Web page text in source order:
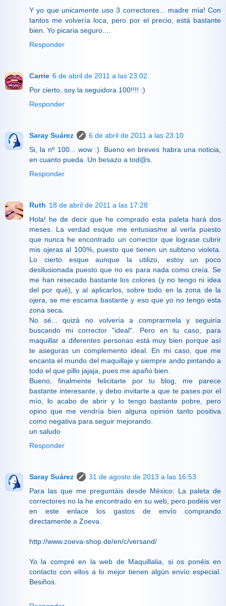
Y yo que unicamente uso 3 correctores... madre mia! Con
tantos me volvería loca, pero por el precio, está bastante
bien. Yo picaria seguro....
Responder
Carrie 6 de abril de 2011 a las 23:02
Por cierto, soy la seguidora 100!!!! :)
Responder
Saray Suárez
6 de abril de 2011 a las 23:10
Si, la nº 100... wow :). Bueno en breves habra una noticia,
en cuanto pueda. Un besazo a tod@s.
Responder
Ruth 18 de abril de 2011 a las 17:28
Hola! he de decir que he comprado esta paleta hará dos
meses. La verdad esque me entusiasme al verla puesto
que nunca he encontrado un corrector que lograse cubrir
mis ojeras al 100%, puesto que tienen un subtono violeta.
Lo cierto esque aunque la utilizo, estoy un poco
desilusionada puesto que no es para nada como creía. Se
me han resecado bastante los colores (y no tengo ni idea
del por qué), y al aplicarlos, sobre todo en la zona de la
ojera, se me escama bastante y eso que yo no tengo esta
zona seca.
No sé... quizá no volvería a comprarmela y seguiría
buscando mi corrector "ideal". Pero en tu caso, para
maquillar a diferentes personas está muy bien porque así
te aseguras un complemento ideal. En mi caso, que me
encanta el mundo del maquillaje y siempre ando pintando a
todo el que pillo jajaja, pues me apaño bien.
Bueno, finalmente felicitarte por tu blog, me parece
bastante interesante, y debo invitarte a que te pases por el
mío, lo acabo de abrir y lo tengo bastante pobre, pero
opino que me vendría bien alguna opinión tanto positiva
como negativa para seguir mejorando.
un saludo
Responder
Saray Suárez
31 de agosto de 2013 a las 16:53
Para las que me preguntáis desde México: La paleta de
correctores no la he encontrado en su web, pero podéis ver
en este enlace los gastos de envío comprando
directamente a Zoeva.
http://www.zoeva-shop.de/en/c/versand/
Yo la compré en la web de Maquillalia, si os ponéis en
contacto con ellos a lo mejor tienen algún envío especial.
Besiños.